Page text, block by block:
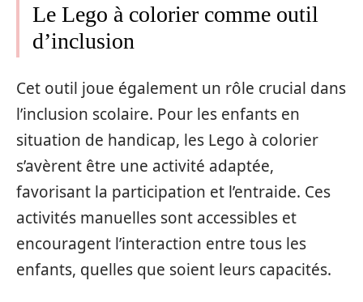
Le Lego à colorier comme outil
d’inclusion
Cet outil joue également un rôle crucial dans
l’inclusion scolaire. Pour les enfants en
situation de handicap, les Lego à colorier
s’avèrent être une activité adaptée,
favorisant la participation et l’entraide. Ces
activités manuelles sont accessibles et
encouragent l’interaction entre tous les
enfants, quelles que soient leurs capacités.